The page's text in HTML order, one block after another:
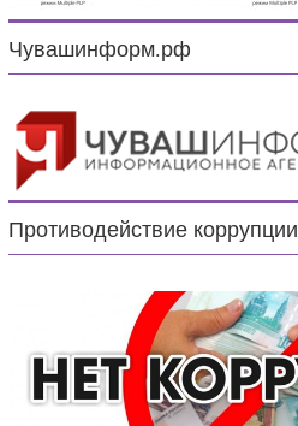
Чувашинформ.рф
Противодействие коррупции